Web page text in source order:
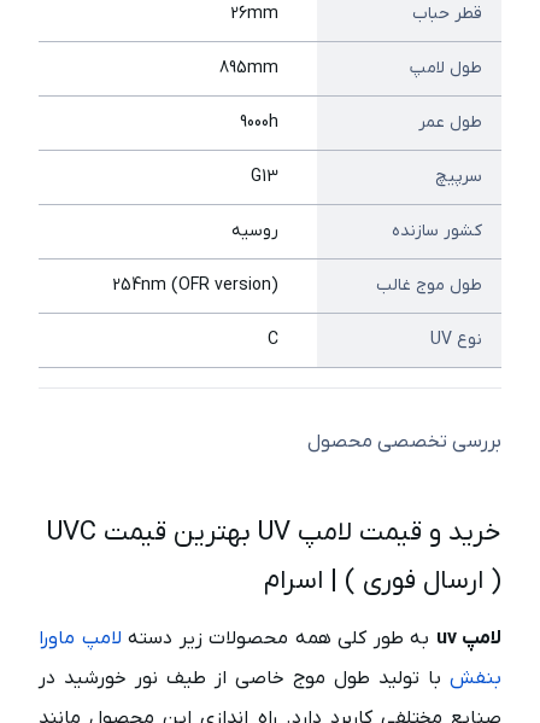
قطر حباب 26mm
طول لامپ 895mm
طول عمر 9000h
سرپیچ G13
کشور سازنده روسیه
طول موج غالب (254nm (OFR version
نوع UV C
بررسی تخصصی محصول
خرید و قیمت لامپ UV بهترین قیمت UVC
( ارسال فوری ) | اسرام ‌
لامپ uv به طور کلی همه محصولات زیر دسته لامپ ماورا
بنفش با تولید طول موج خاصی از طیف نور خورشید در